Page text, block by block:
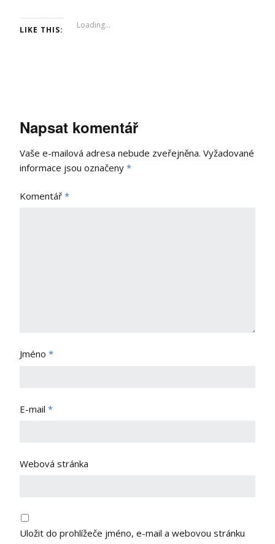
LIKE THIS: Loading...
Napsat komentář
Vaše e-mailová adresa nebude zveřejněna. Vyžadované
informace jsou označeny *
Komentář *
Jméno *
E-mail *
Webová stránka
Uložit do prohlížeče jméno, e-mail a webovou stránku